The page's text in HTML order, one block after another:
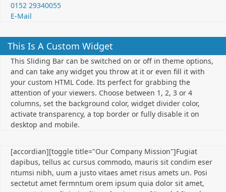
0152 29340055
E-Mail
This Is A Custom Widget
This Sliding Bar can be switched on or off in theme options,
and can take any widget you throw at it or even fill it with
your custom HTML Code. Its perfect for grabbing the
attention of your viewers. Choose between 1, 2, 3 or 4
columns, set the background color, widget divider color,
activate transparency, a top border or fully disable it on
desktop and mobile.
[accordian][toggle title="Our Company Mission"]Fugiat
dapibus, tellus ac cursus commodo, mauris sit condim eser
ntumsi nibh, uum a justo vitaes amet risus amets un. Posi
sectetut amet fermntum orem ipsum quia dolor sit amet,